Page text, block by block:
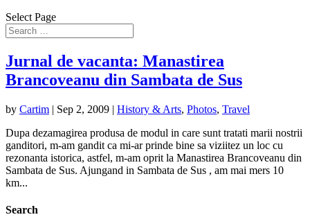
Select Page
Jurnal de vacanta: Manastirea
Brancoveanu din Sambata de Sus
by Cartim | Sep 2, 2009 | History & Arts, Photos, Travel
Dupa dezamagirea produsa de modul in care sunt tratati marii nostrii
ganditori, m-am gandit ca mi-ar prinde bine sa viziitez un loc cu
rezonanta istorica, astfel, m-am oprit la Manastirea Brancoveanu din
Sambata de Sus. Ajungand in Sambata de Sus , am mai mers 10
km...
Search